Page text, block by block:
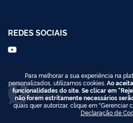
REDES SOCIAIS
Acesso à
Informação
Para melhorar a sua experiência na
personalizados, utilizamos cookies. Ao
funcionalidades do site. Se clicar em
não forem estritamente necessários
quais quer autorizar, clique em "Gerenciar
Declaração de